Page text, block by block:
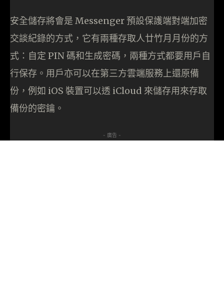
安全儲存將會是 Messenger 預設保護端對端加密
交談紀錄的方式，它有兩種存取人廿竹月月份的方
式：自定 PIN 碼和生成密碼，兩種方式都要用戶自
行保存。用戶亦可以在第三方雲端服務上還原備
份，例如 iOS 裝置可以透 iCloud 來儲存用來存取
備份的密鑰。
- 廣告 -